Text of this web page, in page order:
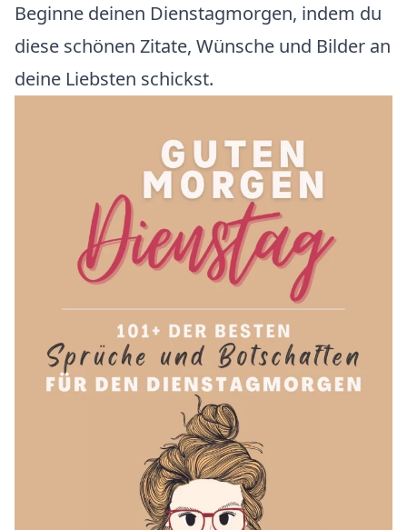
Beginne deinen Dienstagmorgen, indem du
diese schönen Zitate, Wünsche und Bilder an
deine Liebsten schickst.